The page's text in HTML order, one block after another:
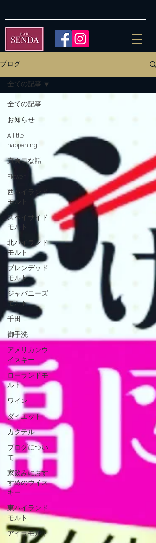
ブログ
全ての記事
お知らせ
A little
happening
真面目な話
Flower
西ハイランド
モルト
スペイサイド
モルト
北ハイランド
モルト
ブレンデッド
モルト
ジャパニーズ
モルト
千田
御手洗
アメリカンウ
イスキー
ローランドモ
ルト
ワイン
ダイエット
カクテル
ブログについ
て
家飲みにおす
すめのウイス
キー
東ハイランド
モルト
アイラモルト
全ての記事